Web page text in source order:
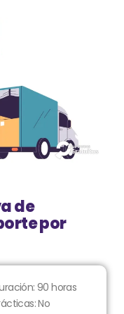
de
por
90 horas
No